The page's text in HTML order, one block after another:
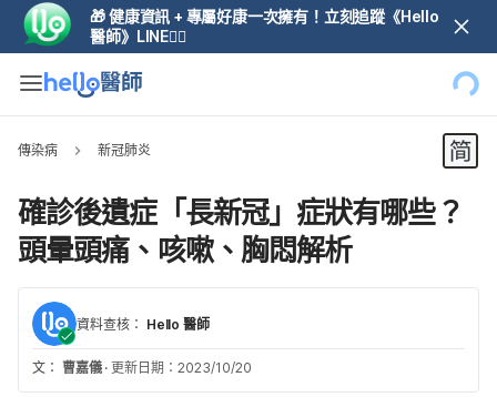
🎁 健康資訊 + 專屬好康一次擁有！立刻追蹤《Hello
醫師》LINE👆🏼
傳染病 新冠肺炎
確診後遺症「長新冠」症狀有哪些？
頭暈頭痛、咳嗽、胸悶解析
資料查核： Hello 醫師
文： 曹嘉儀 · 更新日期：2023/10/20